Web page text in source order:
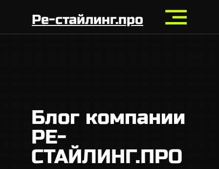
Ре-стайлинг.про
Блог компании
РЕ-
СТАЙЛИНГ.ПРО